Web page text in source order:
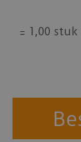
= 1,00 stuk